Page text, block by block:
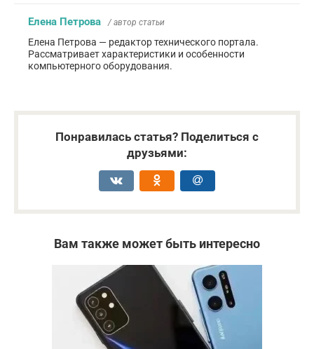
Елена Петрова / автор статьи
Елена Петрова — редактор технического портала.
Рассматривает характеристики и особенности
компьютерного оборудования.
Понравилась статья? Поделиться с
друзьями:
Вам также может быть интересно